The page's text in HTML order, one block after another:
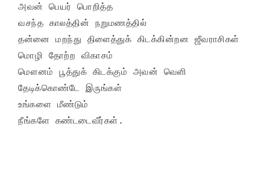
அவன் பெயர் பொறித்த
வசந்த காலத்தின் நறுமணத்தில்
தன்னை மறந்து திளைத்துக் கிடக்கின்றன ஜீவராசிகள்
மொழி தோற்ற விகாசம்
மௌனம் பூத்துக் கிடக்கும் அவன் வெளி
தேடிக்கொண்டே இருங்கள்
உங்களை மீண்டும்
நீங்களே கண்டடைவீர்கள்.